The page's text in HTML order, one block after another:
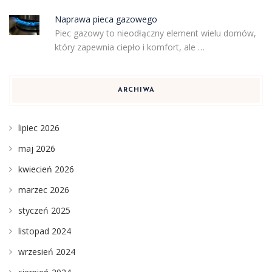
Naprawa pieca gazowego
Piec gazowy to nieodłączny element wielu domów,
który zapewnia ciepło i komfort, ale …
ARCHIWA
lipiec 2026
maj 2026
kwiecień 2026
marzec 2026
styczeń 2025
listopad 2024
wrzesień 2024